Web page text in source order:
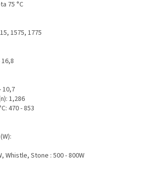
75 °C
1575, 1775
10,7
1,286
470 - 853
Whistle, Stone : 500 - 800W